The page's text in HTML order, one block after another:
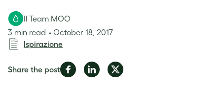
Il Team MOO
3 min read
October 18, 2017
Ispirazione
Share the postShare Share Share